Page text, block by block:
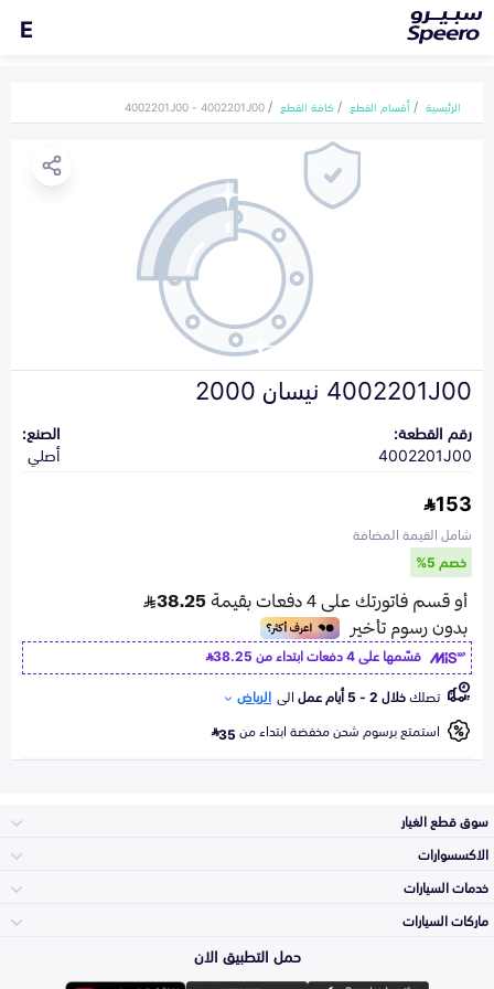
E
الرئيسية أقسام القطع كافة القطع 4002201J00 - 4002201J00
4002201J00 نيسان 2000
رقم القطعة:
4002201J00
الصنع:
أصلي
153
شامل القيمة المضافة
خصم 5%
قسّمها على 4 دفعات ابتداء من
38.25
تصلكخلال 2 - 5 أيام عمل الى الرياض
استمتع برسوم شحن مخفضة ابتداء من35
سوق قطع الغيار
المكائن، القيرات
وملحقاتها
الاكسسوارات
خدمات السيارات
الأكثر مبيعاً
ماركات السيارات
تويوتا
حمل التطبيق الان